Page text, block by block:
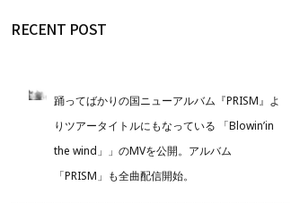
RECENT POST
踊ってばかりの国ニューアルバム『PRISM』よ
りツアータイトルにもなっている 「Blowin’in
the wind」」のMVを公開。アルバム
「PRISM」も全曲配信開始。